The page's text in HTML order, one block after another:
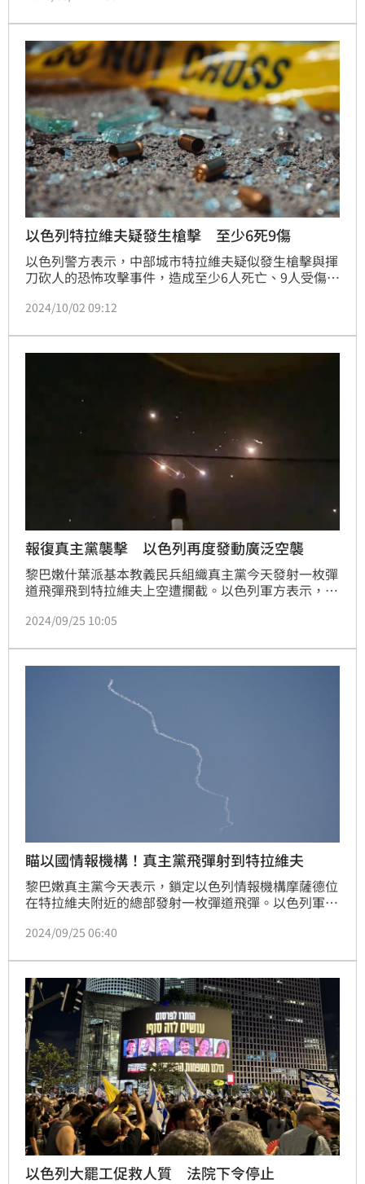
以色列特拉維夫疑發生槍擊 至少6死9傷
以色列警方表示，中部城市特拉維夫疑似發生槍擊與揮
刀砍人的恐怖攻擊事件，造成至少6人死亡、9人受傷，
2024/10/02 09:12
報復真主黨襲擊 以色列再度發動廣泛空襲
黎巴嫩什葉派基本教義民兵組織真主黨今天發射一枚彈
道飛彈飛到特拉維夫上空遭攔截。以色列軍方表示，正
2024/09/25 10:05
瞄以國情報機構！真主黨飛彈射到特拉維夫
黎巴嫩真主黨今天表示，鎖定以色列情報機構摩薩德位
在特拉維夫附近的總部發射一枚彈道飛彈。以色列軍方
防空系統攔截。
2024/09/25 06:40
以色列大罷工促救人質 法院下令停止